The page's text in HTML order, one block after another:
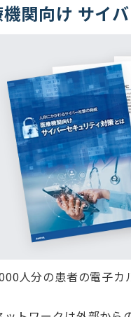
関向け サイ
人分の患者の電子カ